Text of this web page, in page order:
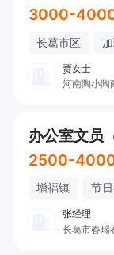
3000-
长葛市区
贾女士
河南陶小陶
办公室文员
2500-
增福镇 节
张经理